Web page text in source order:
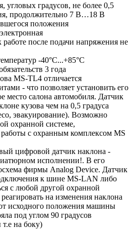
угловых градусов, не более 0,5
продолжительно 7 В…18 В
положения
после подачи напряжения не
-40°С...+85°С
3 года
MS-TL4 отличается
- что позволяет установить его
место салона автомобиля. Датчик
кузова чем на 0,5 градуса
эвакуирование). Возможно
охранной системе,
с охранным комплексом MS
цифровой датчик наклона -
исполнении!. В его
фирмы Analog Device. Датчик
к шине MS-LAN либо
с любой другой охранной
на изменения наклона
исходного положения машины
под углом 90 градусов
т.е на боку)